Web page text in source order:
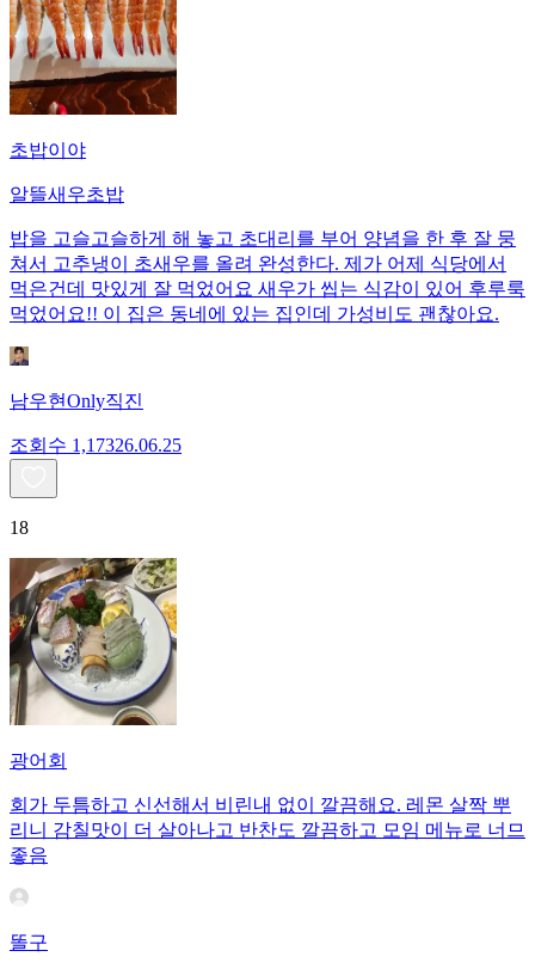
초밥이야
알뜰새우초밥
밥을 고슬고슬하게 해 놓고 초대리를 부어 양념을 한 후 잘 뭉
쳐서 고추냉이 초새우를 올려 완성한다. 제가 어제 식당에서
먹은건데 맛있게 잘 먹었어요 새우가 씹는 식감이 있어 후루룩
먹었어요!! 이 집은 동네에 있는 집인데 가성비도 괜찮아요.
남우현Only직진
조회수 1,17326.06.25
18
광어회
회가 두틈하고 신선해서 비린내 없이 깔끔해요. 레몬 살짝 뿌
리니 감칠맛이 더 살아나고 반찬도 깔끔하고 모임 메뉴로 너므
좋음
똘구